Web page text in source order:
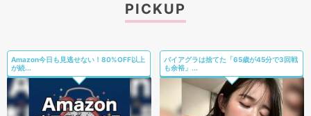
PICKUP
Amazon今日も見逃せない！80%OFF以上
が続...
バイアグラは捨てた「65歳が45分で3回戦
も余裕」...